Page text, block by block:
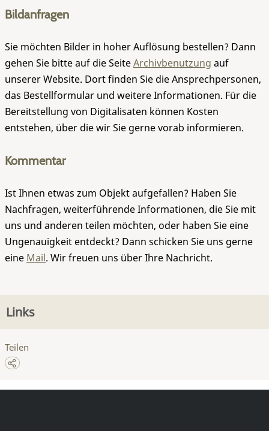
Bildanfragen
Sie möchten Bilder in hoher Auflösung bestellen? Dann
gehen Sie bitte auf die SeiteArchivbenutzung auf
unserer Website. Dort finden Sie die Ansprechpersonen,
das Bestellformular und weitere Informationen. Für die
Bereitstellung von Digitalisaten können Kosten
entstehen, über die wir Sie gerne vorab informieren.
Kommentar
Ist Ihnen etwas zum Objekt aufgefallen? Haben Sie
Nachfragen, weiterführende Informationen, die Sie mit
uns und anderen teilen möchten, oder haben Sie eine
Ungenauigkeit entdeckt? Dann schicken Sie uns gerne
eine Mail. Wir freuen uns über Ihre Nachricht.
Links
Teilen